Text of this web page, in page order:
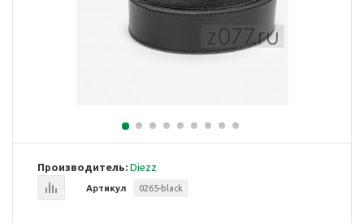
Производитель: Diezz
Артикул 0265-black